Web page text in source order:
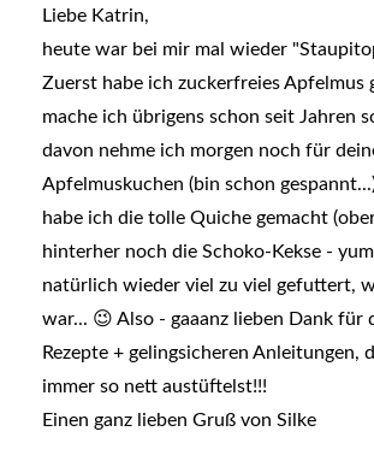
Liebe Katrin,
heute war bei mir mal wieder
Zuerst habe ich zuckerfreies Apfelmus
mache ich übrigens schon seit Jahren
davon nehme ich morgen noch für
Apfelmuskuchen (bin schon
habe ich die tolle Quiche gemacht
hinterher noch die Schoko-Kekse -
natürlich wieder viel zu viel gefuttert,
war... 😉 Also - gaaanz lieben Dank für
Rezepte + gelingsicheren Anleitungen,
immer so nett austüftelst!!!
Einen ganz lieben Gruß von Silke